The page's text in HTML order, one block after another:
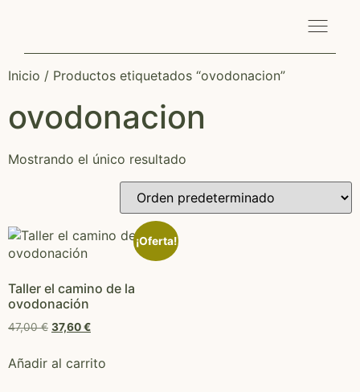
Inicio / Productos etiquetados “ovodonacion”
ovodonacion
Mostrando el único resultado
¡Oferta!
Taller el camino de la
ovodonación
47,00€ 37,60€
Añadir al carrito